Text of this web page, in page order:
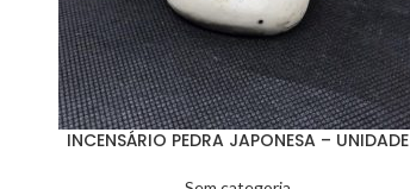
INCENSÁRIO PEDRA JAPONESA – UNIDADE